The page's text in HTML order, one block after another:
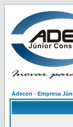
Adecon - Empresa